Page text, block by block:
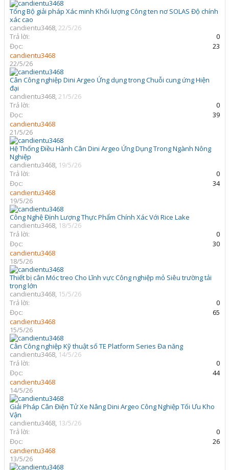
Tổng Bộ giải pháp Xác minh Khối lượng Công ten nơ SOLAS Độ chính
xác cao
candientu3468,22/5/26
Trả lời:
0
Đọc:
23
candientu3468
22/5/26
Cân Công nghiệp Dini Argeo Ứng dụng trong Chuỗi cung ứng Hiện
đại
candientu3468,21/5/26
Trả lời:
0
Đọc:
39
candientu3468
21/5/26
Hệ Thống Điều Hành Cân Dini Argeo Ứng Dụng Trong Ngành Nông
Nghiệp
candientu3468, 19/5/26
Trả lời:
0
Đọc:
34
candientu3468
19/5/26
Công Nghệ Định Lượng Thực Phẩm Chính Xác Với Rice Lake
candientu3468, 18/5/26
Trả lời:
0
Đọc:
30
candientu3468
18/5/26
Thiết bị cân Móc treo Cho Lĩnh vực Công nghiệp mỏ Siêu trường tải
trọng lớn
candientu3468, 15/5/26
Trả lời:
0
Đọc:
65
candientu3468
15/5/26
Cân Công nghiệp Kỹ thuật số TE Platform Series Đa năng
candientu3468, 14/5/26
Trả lời:
0
Đọc:
44
candientu3468
14/5/26
Giải Pháp Cân Điện Tử Xe Nâng Dini Argeo Công Nghiệp Tối Ưu Kho
Vận
candientu3468, 13/5/26
Trả lời:
0
Đọc:
26
candientu3468
13/5/26